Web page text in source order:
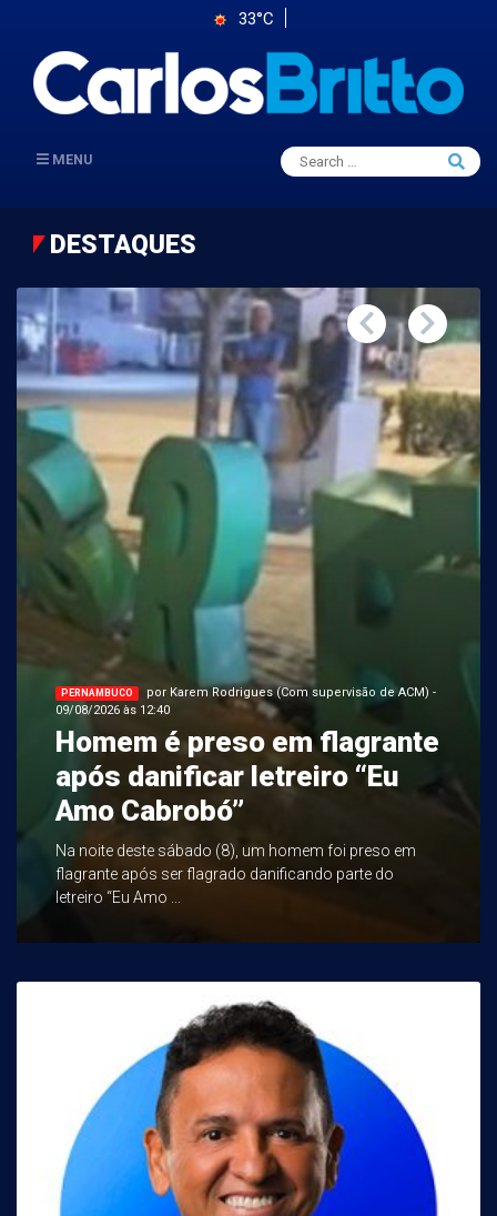
33°C
MENU
Search
for:
Search
DESTAQUES
PERNAMBUCO
por Karem Rodrigues (Com supervisão de ACM) -
09/08/2026 às 12:40
Homem é preso em flagrante
após danificar letreiro “Eu
Amo Cabrobó”
Na noite deste sábado (8), um homem foi preso em
flagrante após ser flagrado danificando parte do
letreiro “Eu Amo ...